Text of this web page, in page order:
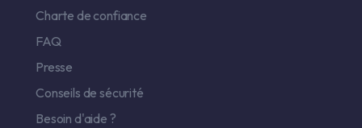
Charte de confiance
FAQ
Presse
Conseils de sécurité
Besoin d'aide ?